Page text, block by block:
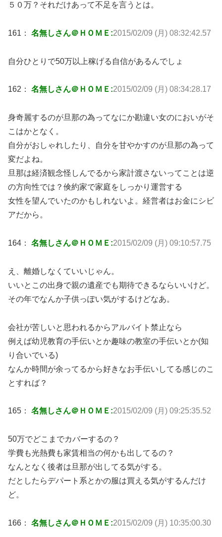
５０万？それだけあって不足を言うとは。
161： 名無しさん＠ＨＯＭＥ:2015/02/09 (月) 08:32:42.57
自分ひとりで50万以上稼げる自信があるんでしょ
162： 名無しさん＠ＨＯＭＥ:2015/02/09 (月) 08:34:28.17
身奇麗するのが旦那の為ってなにか勘違い女のにおいがそ
こはかとなく。
自分がおしゃれしたり、自分を甘やかすのが旦那の為って
変だよね。
旦那は経済観念怪しんでるから家計渡さないってことは逆
の方向性では？倹約家で家庭をしっかり運営する
女性を望んでいたのかもしれないよ。経営者はお金にシビ
アだから。
164： 名無しさん＠ＨＯＭＥ:2015/02/09 (月) 09:10:57.75
え、離婚しなくていいじゃん。
いいとこの出身で親の遺産でも期待できるならいいけど。
その年でなんか子供っぽい気がするけどなあ。
会社が苦しいと思われるからアルバイト禁止なら
例えば幼児教育の手伝いとか趣味の教室の手伝いとか(知
り合いでいる)
なんか時間が余ってるから好きなお手伝いしてる感じのこ
とすれば？
165： 名無しさん＠ＨＯＭＥ:2015/02/09 (月) 09:25:35.52
50万でどこまでカバーするの？
学費も光熱費も家賃相当の何かも出してるの？
なんとなく後者は旦那が出してる気がする。
だとしたらデパート系とかの服は買える気がするんだけ
ど。
166： 名無しさん＠ＨＯＭＥ:2015/02/09 (月) 10:35:00.30